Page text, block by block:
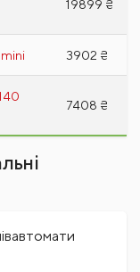
19899 ₴
3902 ₴
7408 ₴